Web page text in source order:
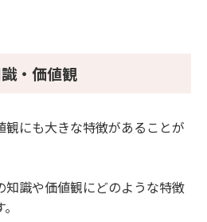
・価値観
にも大きな特徴があることが
知識や価値観にどのような特徴